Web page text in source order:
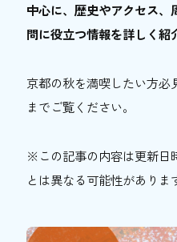
関西
中心に、歴史やアクセス
問に役立つ情報を詳しく紹
京都の秋を満喫したい方
までご覧ください。
※この記事の内容は更新日
とは異なる可能性がありま